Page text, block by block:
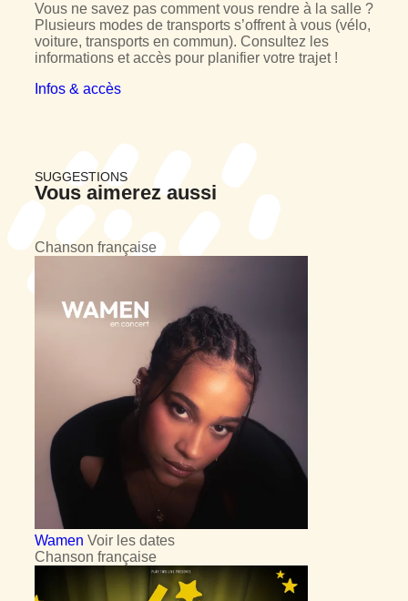
Vous ne savez pas comment vous rendre à la salle ?
Plusieurs modes de transports s’offrent à vous (vélo,
voiture, transports en commun). Consultez les
informations et accès pour planifier votre trajet !
Infos & accès
SUGGESTIONS
Vous aimerez aussi
Chanson française
Wamen Voir les dates
Chanson française